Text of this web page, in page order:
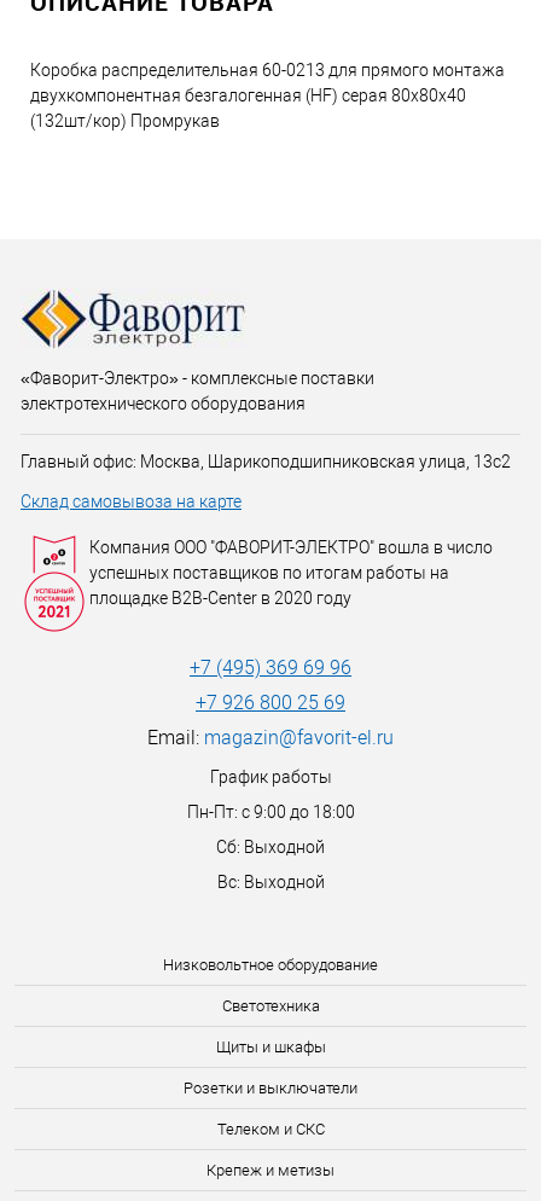
Коробка распределительная 60-0213 для прямого монтажа
двухкомпонентная безгалогенная (HF) серая 80х80х40
(132шт/кор) Промрукав
Низковольтное оборудование
Светотехника
Щиты и шкафы
Розетки и выключатели
Телеком и СКС
Крепеж и метизы
«Фаворит-Электро» - комплексные поставки
электротехнического оборудования
Главный офис: Москва, Шарикоподшипниковская улица, 13с2
Склад самовывоза на карте
Компания ООО "ФАВОРИТ-ЭЛЕКТРО" вошла в число
успешных поставщиков по итогам работы на
площадке B2B-Center в 2020 году
+7 (495) 369 69 96
+7 926 800 25 69
Email: magazin@favorit-el.ru
График работы
Пн-Пт: с 9:00 до 18:00
Сб: Выходной
Вс: Выходной